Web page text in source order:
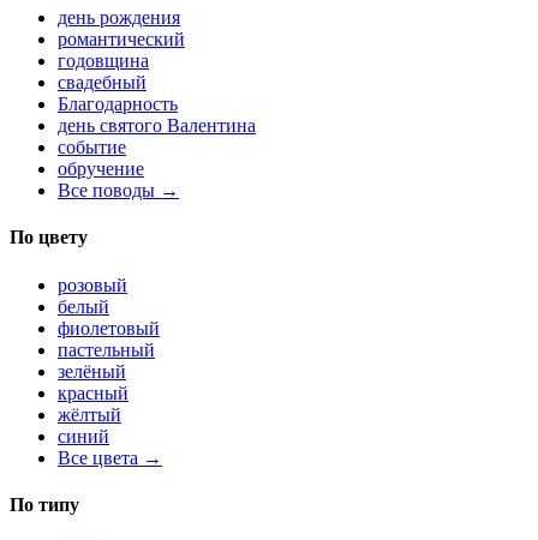
день рождения
романтический
годовщина
свадебный
Благодарность
день святого Валентина
событие
обручение
Все поводы →
По цвету
розовый
белый
фиолетовый
пастельный
зелёный
красный
жёлтый
синий
Все цвета →
По типу